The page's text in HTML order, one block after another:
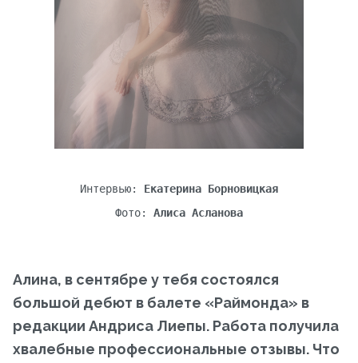
Интервью: Екатерина Борновицкая
Фото: Алиса Асланова
Алина, в сентябре у тебя состоялся
большой дебют в балете «Раймонда» в
редакции Андриса Лиепы. Работа получила
хвалебные профессиональные отзывы. Что